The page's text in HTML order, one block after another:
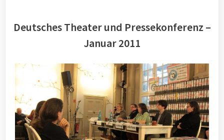
Deutsches Theater und Pressekonferenz –
Januar 2011